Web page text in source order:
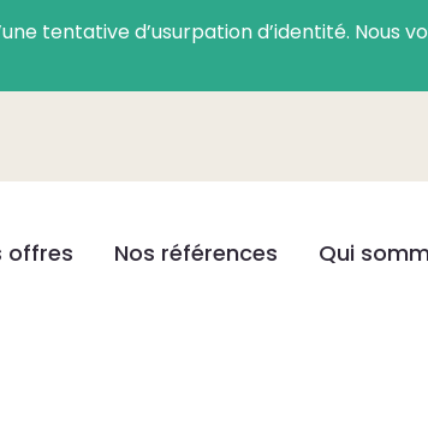
tentative d’usurpation d’identité. Nous
offres Nos références Qui